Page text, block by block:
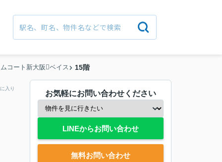
コート新大阪ベイス 15階
入り
お気軽にお問い合わせください
LINEからお問い合わせ
無料お問い合わせ